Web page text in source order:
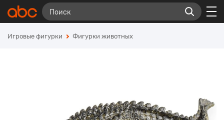
Игровые фигурки Фигурки животных